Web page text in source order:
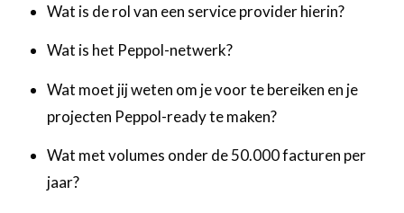
Wat is de rol van een service provider hierin?
Wat is het Peppol-netwerk?
Wat moet jij weten om je voor te bereiken en je
projecten Peppol-ready te maken?
Wat met volumes onder de 50.000 facturen per
jaar?